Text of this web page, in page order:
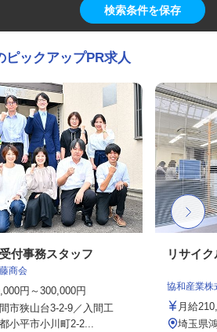
検索条件を保存
ピックアップPR求人
付事務スタッフ
商会
円～300,000円
市狭山台3-2-9／入間工
小平市小川町2-2...
リサイ
協和産業株
月給
埼玉県